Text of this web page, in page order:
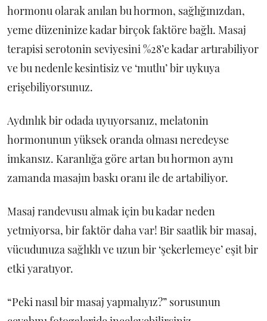
hormonu olarak anılan bu hormon, sağlığınızdan,
yeme düzeninize kadar birçok faktöre bağlı. Masaj
terapisi serotonin seviyesini %28’e kadar artırabiliyor
ve bu nedenle kesintisiz ve ‘mutlu’ bir uykuya
erişebiliyorsunuz.
Aydınlık bir odada uyuyorsanız, melatonin
hormonunun yüksek oranda olması neredeyse
imkansız. Karanlığa göre artan bu hormon aynı
zamanda masajın baskı oranı ile de artabiliyor.
Masaj randevusu almak için bu kadar neden
yetmiyorsa, bir faktör daha var! Bir saatlik bir masaj,
vücudunuza sağlıklı ve uzun bir ‘şekerlemeye’ eşit bir
etki yaratıyor.
“Peki nasıl bir masaj yapmalıyız?” sorusunun